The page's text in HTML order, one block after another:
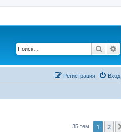
Поиск
Вход
Регистрация
35 тем 1 2